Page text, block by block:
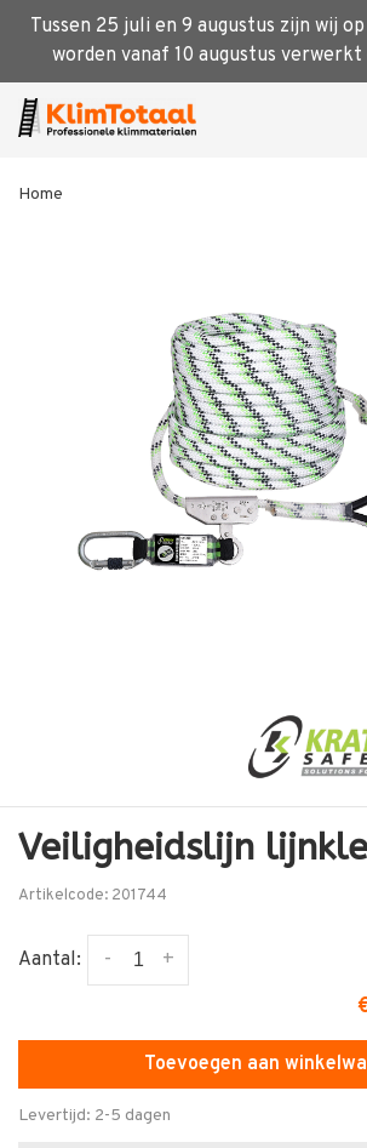
Tussen 25 juli en 9 augustus zijn wij
worden vanaf 10 augustus
Home
Veiligheidslijn
Artikelcode: 201744
Aantal: +
-
Toevoegen aan
Levertijd: 2-5 dagen